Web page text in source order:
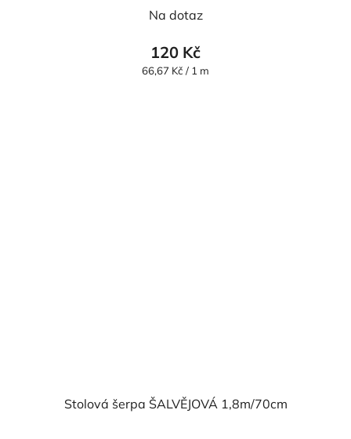
Na dotaz
120 Kč
Měrná
66,67 Kč / 1 m
Stolová šerpa ŠALVĚJOVÁ 1,8m/70cm